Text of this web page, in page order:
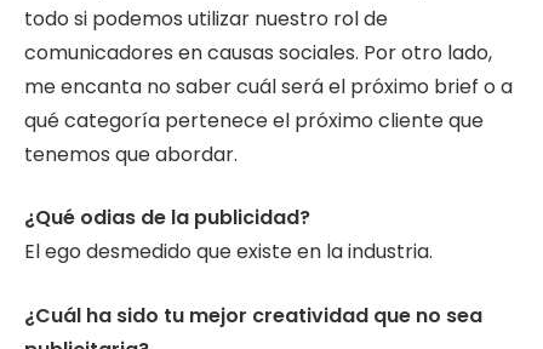
todo si podemos utilizar nuestro rol de
comunicadores en causas sociales. Por otro lado,
me encanta no saber cuál será el próximo brief o a
qué categoría pertenece el próximo cliente que
tenemos que abordar.
¿Qué odias de la publicidad?
El ego desmedido que existe en la industria.
¿Cuál ha sido tu mejor creatividad que no sea